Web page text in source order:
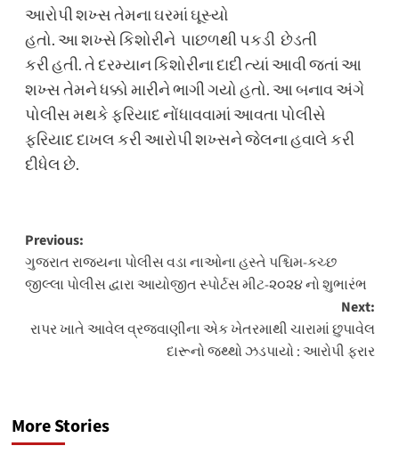
આરોપી શખ્સ તેમના ઘરમાં ઘૂસ્યો
હતો. આ શખ્સે કિશોરીને પાછળથી પકડી છેડતી
કરી હતી. તે દરમ્યાન કિશોરીના દાદી ત્યાં આવી જતાં આ
શખ્સ તેમને ધક્કો મારીને ભાગી ગયો હતો. આ બનાવ અંગે
પોલીસ મથકે ફરિયાદ નોંધાવવામાં આવતા પોલીસે
ફરિયાદ દાખલ કરી આરોપી શખ્સને જેલના હવાલે કરી
દીધેલ છે.
Post
navigation
Previous:
ગુજરાત રાજયના પોલીસ વડા નાઓના હસ્તે પશ્ચિમ-કચ્છ
જીલ્લા પોલીસ દ્વારા આયોજીત સ્પોર્ટસ મીટ-૨૦૨૪ નો શુભારંભ
Next:
રાપર ખાતે આવેલ વ્રજવાણીના એક ખેતરમાથી ચારામાં છુપાવેલ
દારૂનો જથ્થો ઝડપાયો : આરોપી ફરાર
More Stories